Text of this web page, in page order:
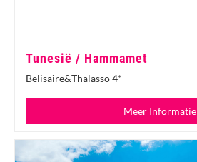
Tunesië / Hammamet
Belisaire&Thalasso 4*
Meer Informatie